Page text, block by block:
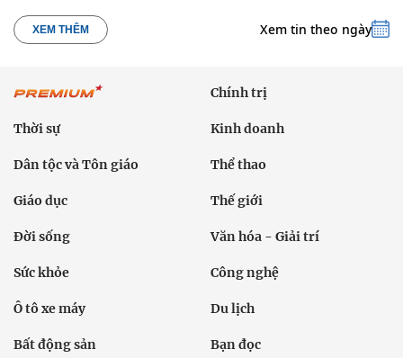
XEM THÊM Xem tin theo ngày
Chính trị
Thời sự Kinh doanh
Dân tộc và Tôn giáo Thể thao
Giáo dục Thế giới
Đời sống Văn hóa - Giải trí
Sức khỏe Công nghệ
Ô tô xe máy Du lịch
Bất động sản Bạn đọc